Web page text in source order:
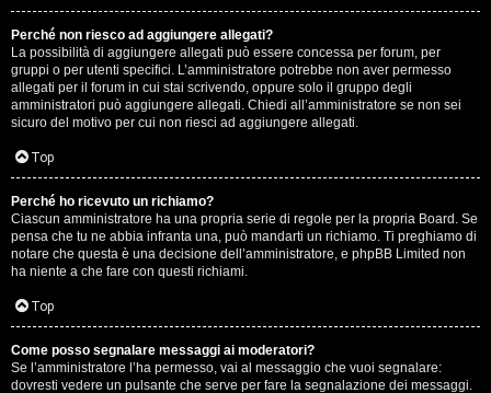
Perché non riesco ad aggiungere allegati?
La possibilità di aggiungere allegati può essere concessa per forum, per
gruppi o per utenti specifici. L’amministratore potrebbe non aver permesso
allegati per il forum in cui stai scrivendo, oppure solo il gruppo degli
amministratori può aggiungere allegati. Chiedi all’amministratore se non sei
sicuro del motivo per cui non riesci ad aggiungere allegati.
Top
Perché ho ricevuto un richiamo?
Ciascun amministratore ha una propria serie di regole per la propria Board. Se
pensa che tu ne abbia infranta una, può mandarti un richiamo. Ti preghiamo di
notare che questa è una decisione dell’amministratore, e phpBB Limited non
ha niente a che fare con questi richiami.
Top
Come posso segnalare messaggi ai moderatori?
Se l’amministratore l’ha permesso, vai al messaggio che vuoi segnalare:
dovresti vedere un pulsante che serve per fare la segnalazione dei messaggi.
R
e
s
o
c
o
n
t
i
S